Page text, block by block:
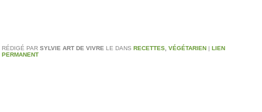
RÉDIGÉ PAR SYLVIE ART DE VIVRE LE DANS RECETTES, VÉGÉTARIEN | LIEN
PERMANENT